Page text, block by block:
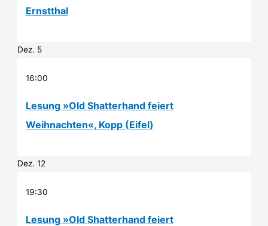
Ernstthal
Dez. 5
16:00
Lesung »Old Shatterhand feiert
Weihnachten«, Kopp (Eifel)
Dez.12
19:30
Lesung »Old Shatterhand feiert